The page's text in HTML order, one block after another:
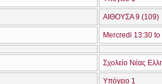
ΑΙΘΟΥΣΑ 9 (109)
Mercredi 13:30
Σχολείο Νέας
Υπόγειο 1